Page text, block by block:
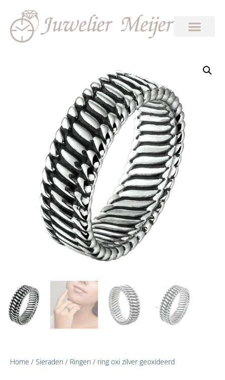
Home / Sieraden / Ringen / ring oxi zilver geoxideerd